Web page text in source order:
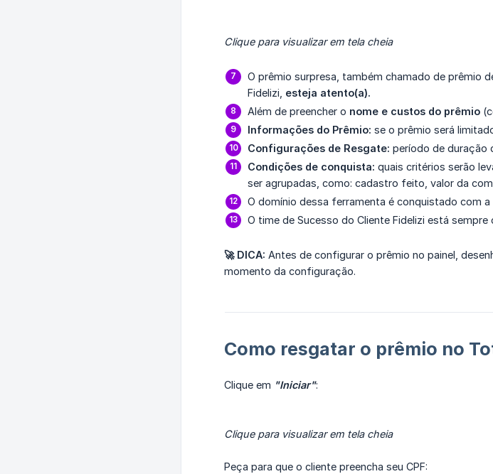
Clique para visualizar em tela cheia
O prêmio surpresa, também chamado de prêmio
Fidelizi, esteja atento(a).
Além de preencher o nome e custos do prêmio
Informações do Prêmio: se o prêmio será
Configurações de Resgate: período de duração
Condições de conquista: quais critérios serão
ser agrupadas, como: cadastro feito, valor da
O domínio dessa ferramenta é conquistado com
O time de Sucesso do Cliente Fidelizi está
🚀 DICA: Antes de configurar o prêmio no painel,
momento da configuração.
Como resgatar o prêmio no
Clique em "Iniciar":
Clique para visualizar em tela cheia
Peça para que o cliente preencha seu CPF: